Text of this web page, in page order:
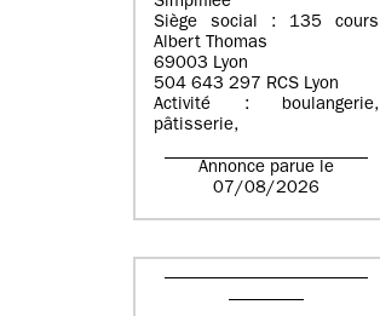
Siège social : 135 cours
Albert Thomas
69003 Lyon
504 643 297 RCS Lyon
Activité : boulangerie,
pâtisserie,
Annonce parue le
07/08/2026